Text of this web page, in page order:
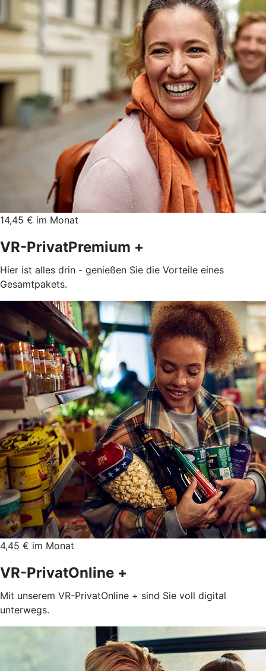
14,45 € im Monat
VR-PrivatPremium +
Hier ist alles drin - genießen Sie die Vorteile eines
Gesamtpakets.
4,45 € im Monat
VR-PrivatOnline +
Mit unserem VR-PrivatOnline + sind Sie voll digital
unterwegs.